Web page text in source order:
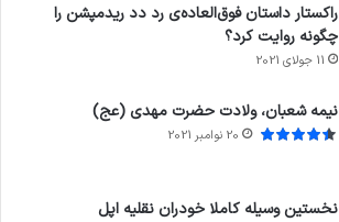
راکستار داستان فوق‌العاده‌ی رد دد ریدمپشن را
چگونه روایت کرد؟
11 جولای 2021
نیمه شعبان، ولادت حضرت مهدی (عج)
20 نوامبر 2021
نخستین وسیله کاملا خودران نقلیه اپل